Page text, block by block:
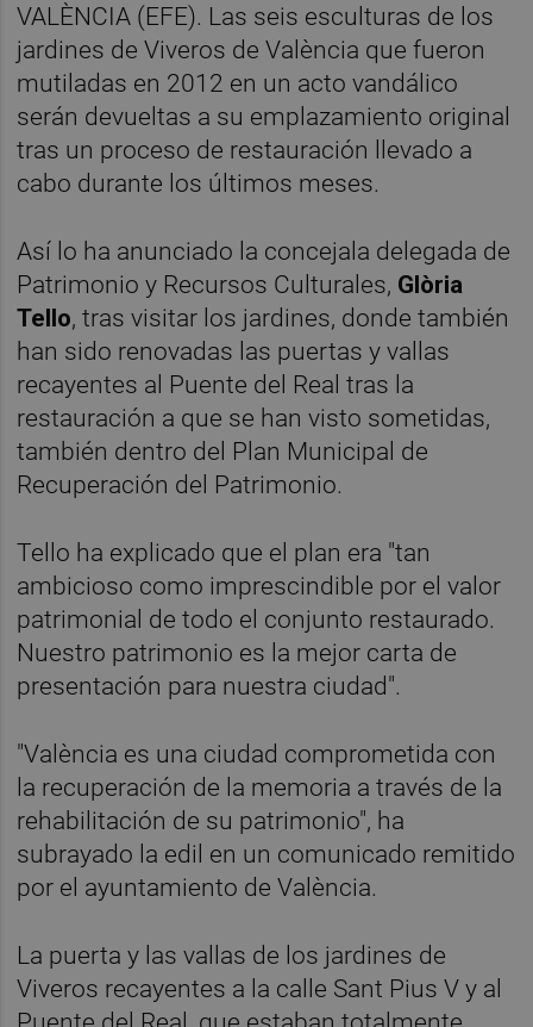
VALÈNCIA (EFE). Las seis esculturas de los
jardines de Viveros de València que fueron
mutiladas en 2012 en un acto vandálico
serán devueltas a su emplazamiento original
tras un proceso de restauración llevado a
cabo durante los últimos meses.
Así lo ha anunciado la concejala delegada de
Patrimonio y Recursos Culturales, Glòria
Tello, tras visitar los jardines, donde también
han sido renovadas las puertas y vallas
recayentes al Puente del Real tras la
restauración a que se han visto sometidas,
también dentro del Plan Municipal de
Recuperación del Patrimonio.
Tello ha explicado que el plan era "tan
ambicioso como imprescindible por el valor
patrimonial de todo el conjunto restaurado.
Nuestro patrimonio es la mejor carta de
presentación para nuestra ciudad".
"València es una ciudad comprometida con
la recuperación de la memoria a través de la
rehabilitación de su patrimonio", ha
subrayado la edil en un comunicado remitido
por el ayuntamiento de València.
La puerta y las vallas de los jardines de
Viveros recayentes a la calle Sant Pius V y al